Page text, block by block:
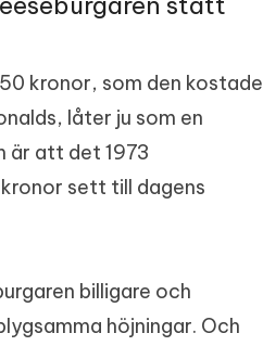
kronor, som den kostade
låter ju som en
är att det 1973
sett till dagens
billigare och
höjningar. Och